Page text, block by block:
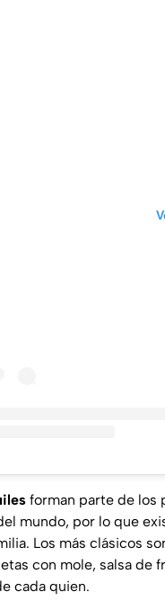
forman parte de los
mundo, por lo que
Los más clásicos
con mole, salsa de
cada quien.